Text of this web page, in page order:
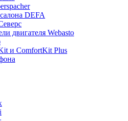
DEFA
двигателя Webasto
и ComfortKit Plus